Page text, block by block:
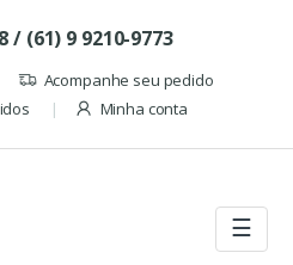
/ (61) 9 9210-9773
Acompanhe seu pedido
Minha conta
☰